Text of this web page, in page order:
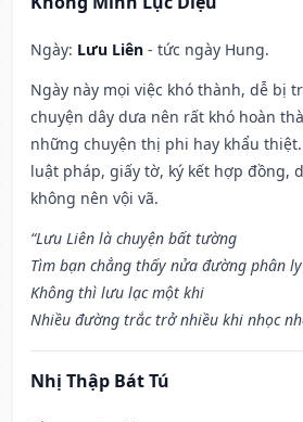
Ngày: Lưu Liên - tức ngày Hung.
Ngày này mọi việc khó thành, dễ bị
chuyện dây dưa nên rất khó hoàn
những chuyện thị phi hay khẩu
luật pháp, giấy tờ, ký kết hợp đồng,
không nên vội vã.
“Lưu Liên là chuyện bất tường
Tìm bạn chẳng thấy nửa đường phân ly
Không thì lưu lạc một khi
Nhiều đường trắc trở nhiều khi nhọc
Nhị Thập Bát Tú